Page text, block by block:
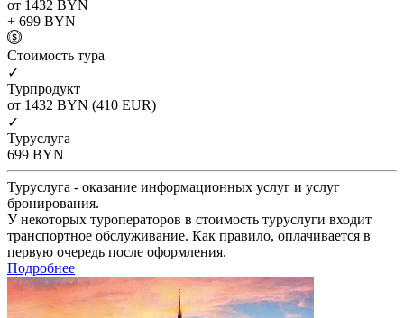
от 1432 BYN
+ 699 BYN
Cтоимость тура
✓
Турпродукт
от 1432 BYN (410 EUR)
✓
Туруслуга
699 BYN
Туруслуга - оказание информационных услуг и услуг
бронирования.
У некоторых туроператоров в стоимость туруслуги входит
транспортное обслуживание. Как правило, оплачивается в
первую очередь после оформления.
Подробнее